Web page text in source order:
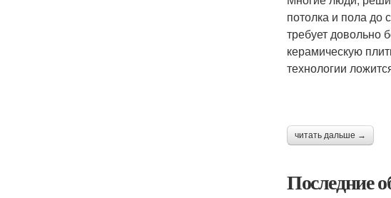
потолка и пола до
требует довольно
керамическую
технологии
читать дальше →
Последние